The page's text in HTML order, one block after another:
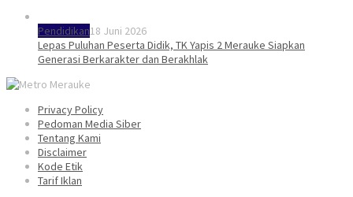
Pendidikan18 Juni 2026
Lepas Puluhan Peserta Didik, TK Yapis 2 Merauke Siapkan
Generasi Berkarakter dan Berakhlak
Privacy Policy
Pedoman Media Siber
Tentang Kami
Disclaimer
Kode Etik
Tarif Iklan